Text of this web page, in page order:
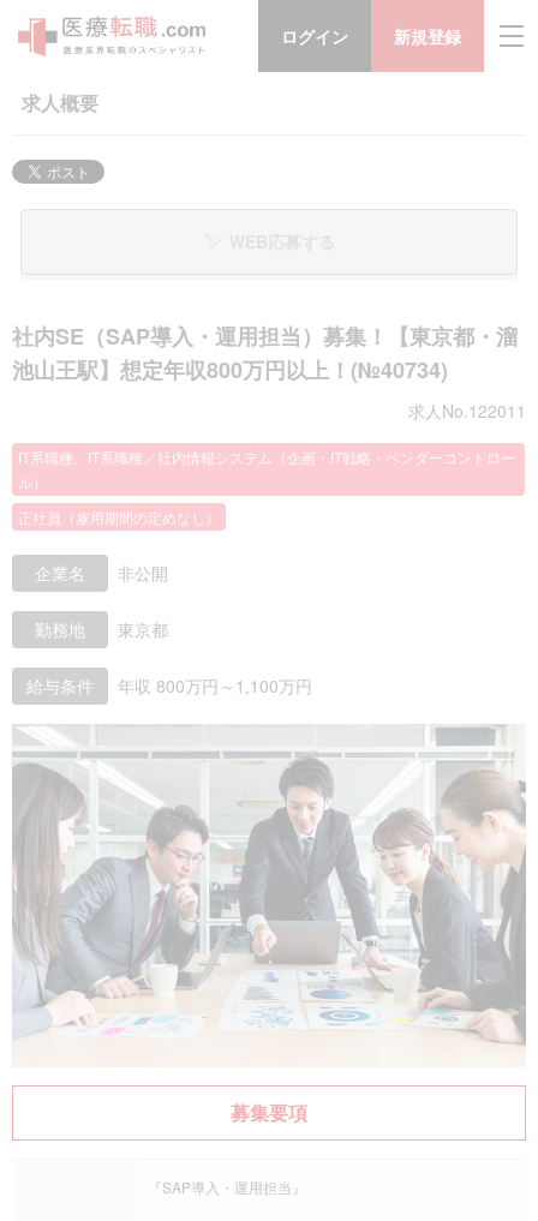
ログイン 新規登録
求人概要
社内SE（SAP導入・運用担当）募集！【東京都・溜
池山王駅】想定年収800万円以上！(№40734)
求人No.122011
IT系職種、IT系職種／社内情報システム（企画・IT戦略・ベンダーコントロー
ル）
正社員（雇用期間の定めなし）
企業名 非公開
勤務地 東京都
給与条件 年収 800万円～1,100万円
募集要項
『SAP導入・運用担当』